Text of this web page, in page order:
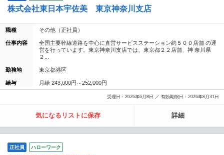
株式会社東日本宇佐美 東京神奈川支店
職種 その他（正社員）
仕事内容
全国主要幹線道路を中心に直営サービスステーション約５００店舗 の運
営を行っています。東京神奈川支店では、東京都２２店舗、神 奈川県
２...
勤務地 東京都港区
給与 月給 243,000円～252,000円
受理日：2026年6月8日 ／ 有効期限日：2026年8月31日
気になるリストに保存 詳細
正社員 ハローワーク